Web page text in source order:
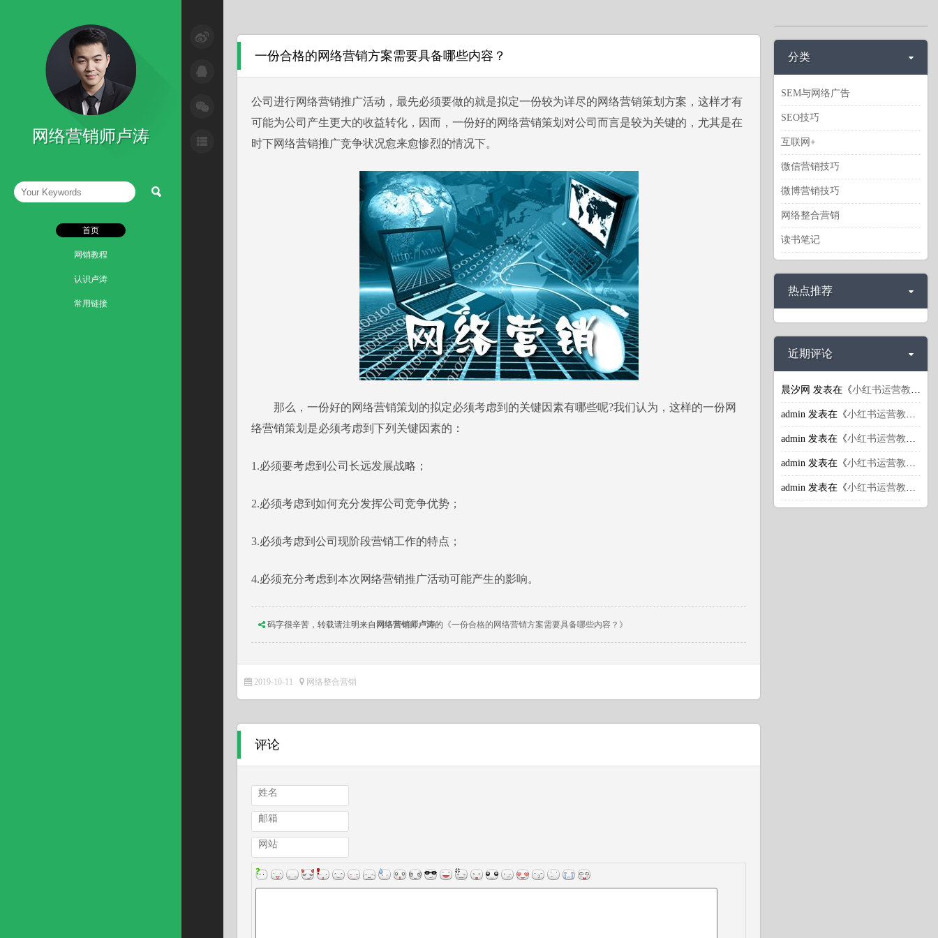
SEM与网络广告
SEO技巧
互联网+
微信营销技巧
网络整合营销
网络营销师卢涛
首页
网销教程
认识卢涛
常用链接
一份合格的网络营销方案需要具备哪些内容？
公司进行网络营销推广活动，最先必须要做的就是拟定一份较为详尽的网络营销策划方案，这样才有
可能为公司产生更大的收益转化，因而，一份好的网络营销策划对公司而言是较为关键的，尤其是在
时下网络营销推广竞争状况愈来愈惨烈的情况下。
那么，一份好的网络营销策划的拟定必须考虑到的关键因素有哪些呢?我们认为，这样的一份网
络营销策划是必须考虑到下列关键因素的：
1.必须要考虑到公司长远发展战略；
2.必须考虑到如何充分发挥公司竞争优势；
3.必须考虑到公司现阶段营销工作的特点；
4.必须充分考虑到本次网络营销推广活动可能产生的影响。
码字很辛苦，转载请注明来自 网络营销师卢涛的 《一份合格的网络营销方案需要具备哪些内容？》
2019-10-11 网络整合营销
评论
姓名
邮箱
网站
分类
SEM与网络广告
SEO技巧
互联网+
微信营销技巧
微博营销技巧
网络整合营销
读书笔记
热点推荐
近期评论
晨汐网 发表在《小红书运营教程：小红书引流推广潜规则揭秘
admin 发表在《小红书运营教程：小红书引流推广潜规则揭秘
admin 发表在《小红书运营教程：小红书引流推广潜规则揭秘
admin 发表在《小红书运营教程：小红书的商业价值体现在哪里？
admin 发表在《小红书运营教程：小红书上怎么获取更多流量？